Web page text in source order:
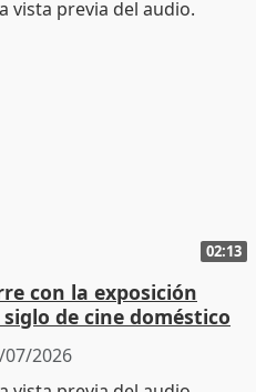
02:13
con la exposición
de cine doméstico
07/2026